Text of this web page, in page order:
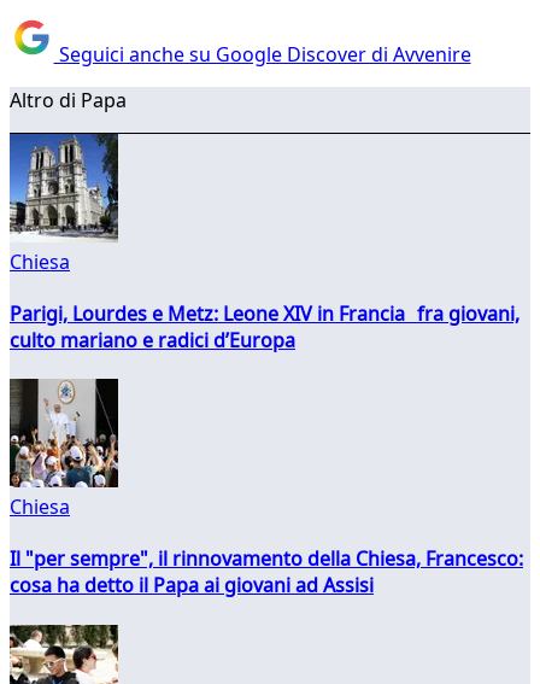
Seguici anche su Google Discover di Avvenire
Altro di Papa
Chiesa
Parigi, Lourdes e Metz: Leone XIV in Francia fra giovani,
culto mariano e radici d’Europa
Chiesa
Il "per sempre", il rinnovamento della Chiesa, Francesco:
cosa ha detto il Papa ai giovani ad Assisi